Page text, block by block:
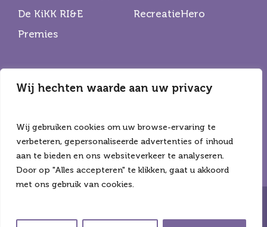
Wij hechten waarde aan uw privacy
Wij gebruiken cookies om uw browse-ervaring te
verbeteren, gepersonaliseerde advertenties of inhoud
aan te bieden en ons websiteverkeer te analyseren.
Door op "Alles accepteren" te klikken, gaat u akkoord
met ons gebruik van cookies.
De KiKK RI&E
RecreatieHero
Premies
Partners
CNV